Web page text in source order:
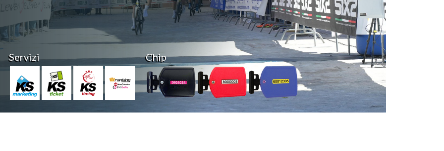
Servizi Chip